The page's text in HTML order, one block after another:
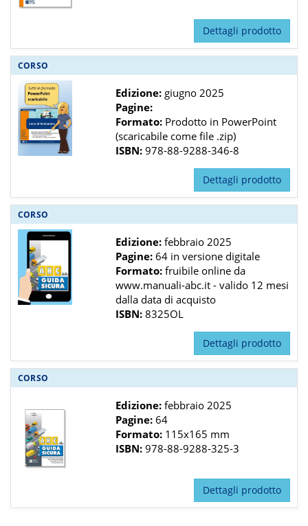
Dettagli prodotto
CORSO
Edizione:giugno 2025
Pagine:
Formato:Prodotto in PowerPoint
(scaricabile come file .zip)
ISBN:978-88-9288-346-8
Dettagli prodotto
CORSO
Edizione:febbraio 2025
Pagine: 64 in versione digitale
Formato:fruibile online da
www.manuali-abc.it - valido 12 mesi
dalla data di acquisto
ISBN:8325OL
Dettagli prodotto
CORSO
Edizione:febbraio 2025
Pagine: 64
Formato:115x165 mm
ISBN:978-88-9288-325-3
Dettagli prodotto